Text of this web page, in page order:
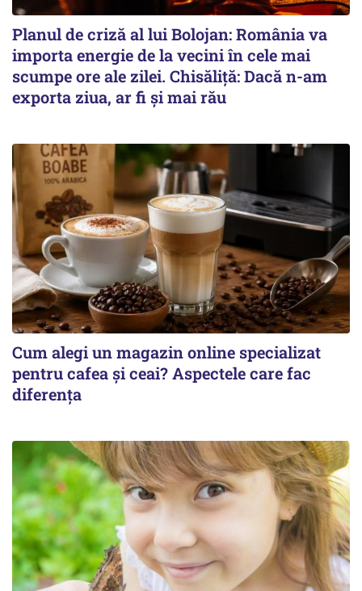
Planul de criză al lui Bolojan: România va
importa energie de la vecini în cele mai
scumpe ore ale zilei. Chisăliță: Dacă n-am
exporta ziua, ar fi și mai rău
Cum alegi un magazin online specializat
pentru cafea și ceai? Aspectele care fac
diferența